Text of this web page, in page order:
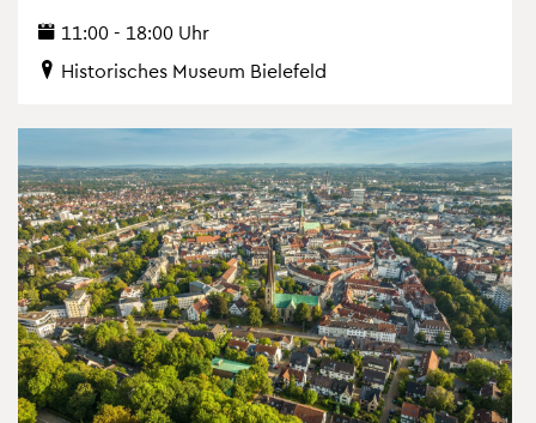
11:00 - 18:00 Uhr
His­to­ri­sches Mu­se­um Bie­le­feld